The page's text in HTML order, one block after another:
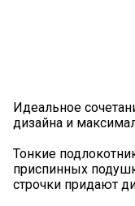
Идеальное
дизайна и
Тонкие
приспинных
строчки придают